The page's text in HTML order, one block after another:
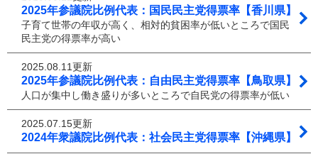
2025年参議院比例代表：国民民主党得票率【香川県】
子育て世帯の年収が高く、相対的貧困率が低いところで国民
民主党の得票率が高い
2025.08.11更新
2025年参議院比例代表：自由民主党得票率【鳥取県】
人口が集中し働き盛りが多いところで自民党の得票率が低い
2025.07.15更新
2024年衆議院比例代表：社会民主党得票率【沖縄県】